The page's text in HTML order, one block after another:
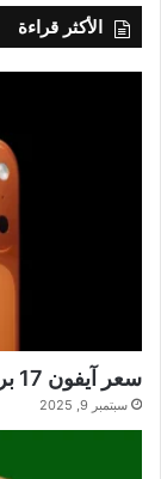
الأكثر قراءة
سعر آيفون 17 برو ماكس والمواصفات الرسمية
سبتمبر 9, 2025